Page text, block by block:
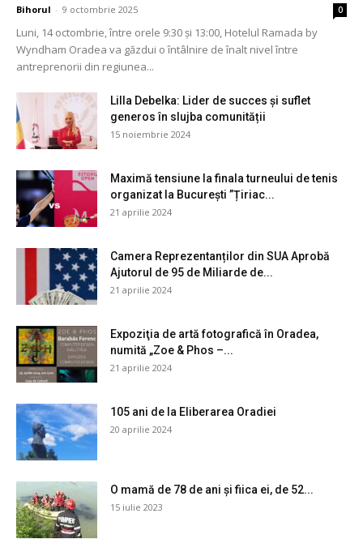
Bihorul - 9 octombrie 2025 0
Luni, 14 octombrie, între orele 9:30 și 13:00, Hotelul Ramada by
Wyndham Oradea va găzdui o întâlnire de înalt nivel între
antreprenorii din regiunea...
Lilla Debelka: Lider de succes și suflet
generos în slujba comunității
15 noiembrie 2024
Maximă tensiune la finala turneului de tenis
organizat la București ”Țiriac...
21 aprilie 2024
Camera Reprezentanților din SUA Aprobă
Ajutorul de 95 de Miliarde de...
21 aprilie 2024
Expoziţia de artă fotografică în Oradea,
numită „Zoe & Phos –...
21 aprilie 2024
105 ani de la Eliberarea Oradiei
20 aprilie 2024
O mamă de 78 de ani și fiica ei, de 52...
15 iulie 2023